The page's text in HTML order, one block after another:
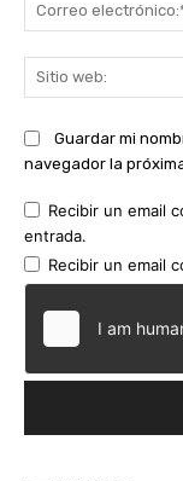
Guardar mi
navegador la
Recibir un email
entrada.
Recibir un email